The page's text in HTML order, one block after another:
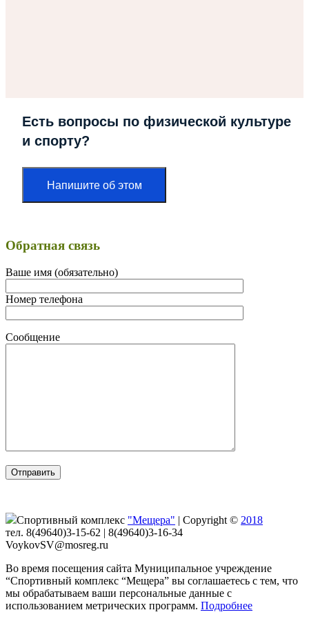
Есть вопросы по физической культуре
и спорту?
Напишите об этом
Обратная связь
Ваше имя (обязательно)
Номер телефона
Сообщение
Спортивный комплекс "Мещера" | Copyright © 2018
тел. 8(49640)3-15-62 | 8(49640)3-16-34
VoykovSV@mosreg.ru
Во время посещения сайта Муниципальное учреждение
“Спортивный комплекс “Мещера” вы соглашаетесь с тем, что
мы обрабатываем ваши персональные данные с
использованием метрических программ. Подробнее